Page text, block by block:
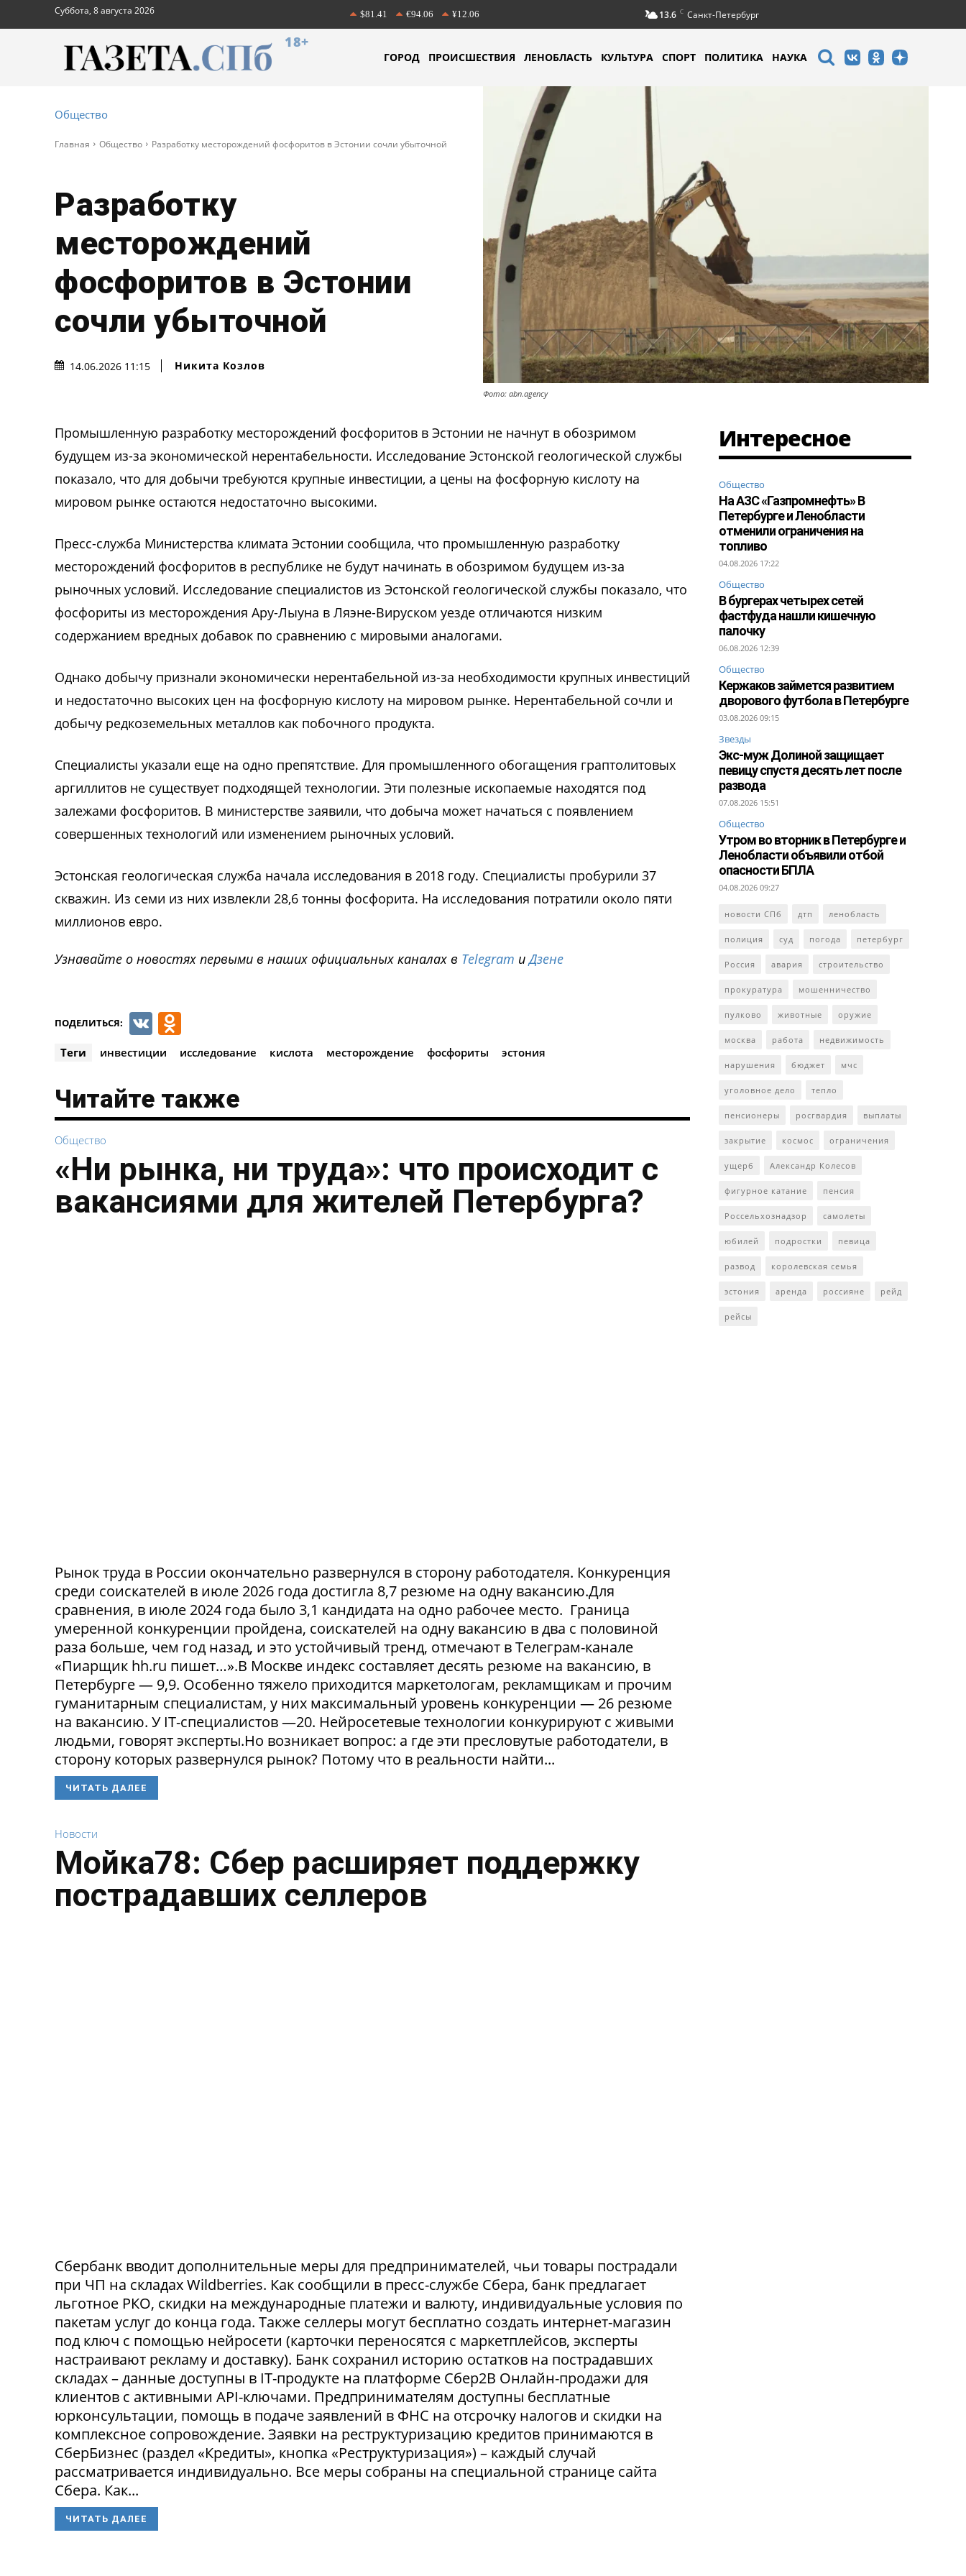
Суббота, 8 августа 2026 $81.41 €94.06 ¥12.06 13.6 C Санкт-Петербург
18+
ГОРОД ПРОИСШЕСТВИЯ ЛЕНОБЛАСТЬ КУЛЬТУРА СПОРТ ПОЛИТИКА НАУКА
Общество
Главная Общество Разработку месторождений фосфоритов в Эстонии сочли убыточной
Разработку
месторождений
фосфоритов в Эстонии
сочли убыточной
14.06.2026 11:15 Никита Козлов
Фото: abn.agency
Промышленную разработку месторождений фосфоритов в Эстонии не начнут в обозримом
будущем из-за экономической нерентабельности. Исследование Эстонской геологической службы
показало, что для добычи требуются крупные инвестиции, а цены на фосфорную кислоту на
мировом рынке остаются недостаточно высокими.
Пресс-служба Министерства климата Эстонии сообщила, что промышленную разработку
месторождений фосфоритов в республике не будут начинать в обозримом будущем из-за
рыночных условий. Исследование специалистов из Эстонской геологической службы показало, что
фосфориты из месторождения Ару-Лыуна в Ляэне-Вируском уезде отличаются низким
содержанием вредных добавок по сравнению с мировыми аналогами.
Однако добычу признали экономически нерентабельной из-за необходимости крупных инвестиций
и недостаточно высоких цен на фосфорную кислоту на мировом рынке. Нерентабельной сочли и
добычу редкоземельных металлов как побочного продукта.
Специалисты указали еще на одно препятствие. Для промышленного обогащения граптолитовых
аргиллитов не существует подходящей технологии. Эти полезные ископаемые находятся под
залежами фосфоритов. В министерстве заявили, что добыча может начаться с появлением
совершенных технологий или изменением рыночных условий.
Эстонская геологическая служба начала исследования в 2018 году. Специалисты пробурили 37
скважин. Из семи из них извлекли 28,6 тонны фосфорита. На исследования потратили около пяти
миллионов евро.
Узнавайте о новостях первыми в наших официальных каналах в Telegram иДзене
ПОДЕЛИТЬСЯ: VK
Теги инвестиции исследование кислота месторождение фосфориты эстония
Читайте также
Общество
«Ни рынка, ни труда»: что происходит с
вакансиями для жителей Петербурга?
Рынок труда в России окончательно развернулся в сторону работодателя. Конкуренция
среди соискателей в июле 2026 года достигла 8,7 резюме на одну вакансию.Для
сравнения, в июле 2024 года было 3,1 кандидата на одно рабочее место. Граница
умеренной конкуренции пройдена, соискателей на одну вакансию в два с половиной
раза больше, чем год назад, и это устойчивый тренд, отмечают в Телеграм-канале
«Пиарщик hh.ru пишет…».В Москве индекс составляет десять резюме на вакансию, в
Петербурге — 9,9. Особенно тяжело приходится маркетологам, рекламщикам и прочим
гуманитарным специалистам, у них максимальный уровень конкуренции — 26 резюме
на вакансию. У IT-специалистов —20. Нейросетевые технологии конкурируют с живыми
людьми, говорят эксперты.Но возникает вопрос: а где эти пресловутые работодатели, в
сторону которых развернулся рынок? Потому что в реальности найти...
ЧИТАТЬ ДАЛЕЕ
Новости
Мойка78: Сбер расширяет поддержку
пострадавших селлеров
Сбербанк вводит дополнительные меры для предпринимателей, чьи товары пострадали
при ЧП на складах Wildberries. Как сообщили в пресс-службе Сбера, банк предлагает
льготное РКО, скидки на международные платежи и валюту, индивидуальные условия по
пакетам услуг до конца года. Также селлеры могут бесплатно создать интернет-магазин
под ключ с помощью нейросети (карточки переносятся с маркетплейсов, эксперты
настраивают рекламу и доставку). Банк сохранил историю остатков на пострадавших
складах – данные доступны в IT-продукте на платформе Сбер2В Онлайн-продажи для
клиентов с активными API-ключами. Предпринимателям доступны бесплатные
юрконсультации, помощь в подаче заявлений в ФНС на отсрочку налогов и скидки на
комплексное сопровождение. Заявки на реструктуризацию кредитов принимаются в
СберБизнес (раздел «Кредиты», кнопка «Реструктуризация») – каждый случай
рассматривается индивидуально. Все меры собраны на специальной странице сайта
Сбера. Как...
ЧИТАТЬ ДАЛЕЕ
Интересное
Общество
На АЗС «Газпромнефть» В
Петербурге и Ленобласти
отменили ограничения на
топливо
04.08.2026 17:22
Общество
В бургерах четырех сетей
фастфуда нашли кишечную
палочку
06.08.2026 12:39
Общество
Кержаков займется развитием
дворового футбола в Петербурге
03.08.2026 09:15
Звезды
Экс-муж Долиной защищает
певицу спустя десять лет после
развода
07.08.2026 15:51
Общество
Утром во вторник в Петербурге и
Ленобласти объявили отбой
опасности БПЛА
04.08.2026 09:27
новости СПб дтп ленобласть
полиция суд погода петербург
Россия авария строительство
прокуратура мошенничество
пулково животные оружие
москва работа недвижимость
нарушения бюджет мчс
уголовное дело тепло
пенсионеры росгвардия выплаты
закрытие космос ограничения
ущерб Александр Колесов
фигурное катание пенсия
Россельхознадзор самолеты
юбилей подростки певица
развод королевская семья
эстония аренда россияне рейд
рейсы